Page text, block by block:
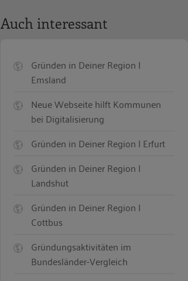
Auch interessant
Gründen in Deiner Region |
Emsland
Neue Webseite hilft Kommunen
bei Digitalisierung
Gründen in Deiner Region | Erfurt
Gründen in Deiner Region |
Landshut
Gründen in Deiner Region |
Cottbus
Gründungsaktivitäten im
Bundesländer-Vergleich